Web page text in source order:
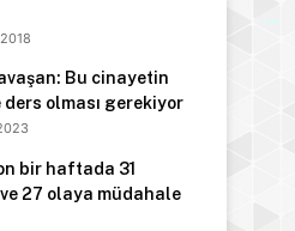
Bu cinayetin
ders olması gerekiyor
bir haftada 31
27 olaya müdahale